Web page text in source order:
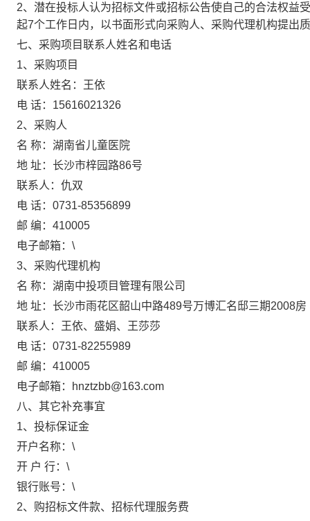
2、潜在投标人认为招标文件或招标公告使自己的合法权益
起7个工作日内，以书面形式向采购人、采购代理机构提出
七、采购项目联系人姓名和电话
1、采购项目
联系人姓名：王依
电 话： 15616021326
2、采购人
名 称：湖南省儿童医院
地 址：长沙市梓园路86号
联系人：仇双
电 话： 0731-85356899
邮 编： 410005
电子邮箱： \
3、采购代理机构
名 称：湖南中投项目管理有限公司
地 址：长沙市雨花区韶山中路489号万博汇名邸三期2008房
联系人：王依、盛娟、王莎莎
电 话： 0731-82255989
邮 编： 410005
电子邮箱：
hnztzbb@163.com
八、其它补充事宜
1、投标保证金
开户名称： \
开 户 行： \
银行账号： \
2、购招标文件款、招标代理服务费